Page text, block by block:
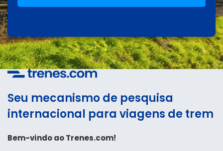
Seu mecanismo de pesquisa
internacional para viagens de trem
Bem-vindo ao Trenes.com!